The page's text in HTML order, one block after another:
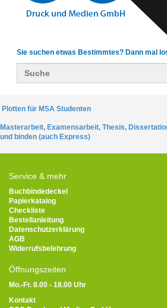
Sie suchen etwas Bestimmtes? Dann mal
Plotten für MSA Studenten
Masterarbeit, Examensarbeit, Thesis,
und binden (auch Express)
Service & mehr
Buchbindedeckel
Papierkatalog
Checkliste
Bestellanleitung
Datenschutzerklärung
AGB
Widerrufsbelehrung
Öffnungszeiten
Mo.-Fr. 8.00 - 18.00 Uhr
Kontakt